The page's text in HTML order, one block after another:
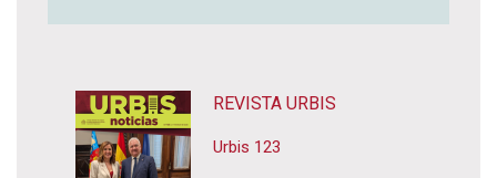
REVISTA URBIS
Urbis 123